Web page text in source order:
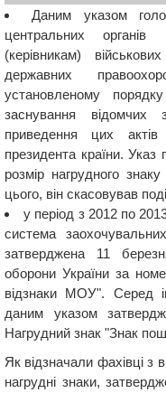
Даним указом
центральних органів
(керівникам)
державних
установленому
заснування відомчих
приведення цих
президента країни.
розмір нагрудного
цього, він скасовував
у період з 2012 по
система
затверджена 11
оборони України за
відзнаки МОУ". Серед
даним указом
Нагрудний знак "Знак
Як відзначали фахівці з
нагрудні знаки,